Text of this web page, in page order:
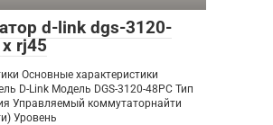
d-link dgs-3120-
rj45
Основные характеристики
D-Link Модель DGS-3120-48PC Тип
Управляемый коммутаторнайти
Уровень